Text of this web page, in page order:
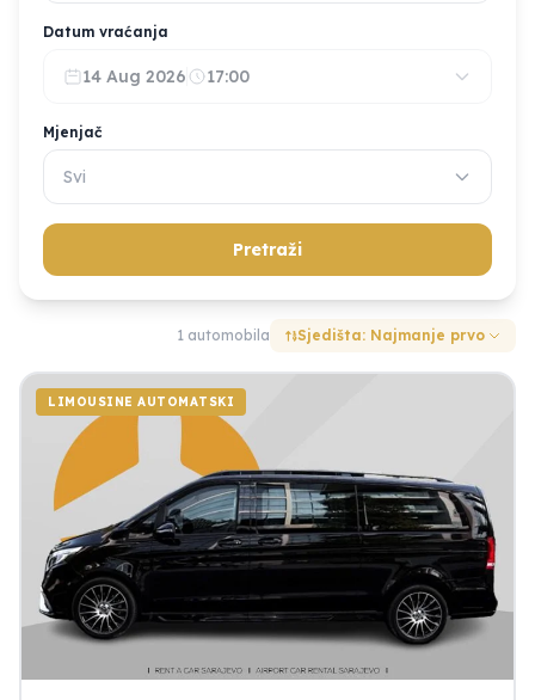
Datum vraćanja
14 Aug 2026 17:00
Mjenjač
Svi
Pretraži
1 automobila Sjedišta: Najmanje prvo
LIMOUSINE AUTOMATSKI